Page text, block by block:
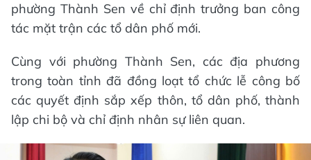
phường Thành Sen về chỉ định trưởng ban công
tác mặt trận các tổ dân phố mới.
Cùng với phường Thành Sen, các địa phương
trong toàn tỉnh đã đồng loạt tổ chức lễ công bố
các quyết định sắp xếp thôn, tổ dân phố, thành
lập chi bộ và chỉ định nhân sự liên quan.